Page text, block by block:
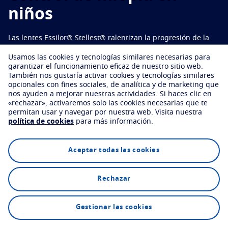
Proteger
Transitions Lentes que se adaptan a la luz
Lentes solares Visión con estilo
Blue UV Filtros para tus lentes de uso diario
Mejorar
Crizal Tratamientos antirreflejantes
Descubre todas las marcas
Encuentra una óptica
Todo sobre lentes
Ver todos los artículos
Encuentra una óptica
niños
Las lentes Essilor® Stellest® ralentizan la progresión de la
miopía en un 67% de media
Encuentra una óptica
ExploreTecnologíaFAQs
Usamos las cookies y tecnologías similares necesarias para
garantizar el funcionamiento eficaz de nuestro sitio web.
También nos gustaría activar cookies y tecnologías similares
opcionales con fines sociales, de analítica y de marketing que
nos ayuden a mejorar nuestras actividades. Si haces clic en
«rechazar», activaremos solo las cookies necesarias que te
permitan usar y navegar por nuestra web. Visita nuestra
política de cookies para más información.
Aceptar todas las cookies
Rechazar
Gestionar las cookies